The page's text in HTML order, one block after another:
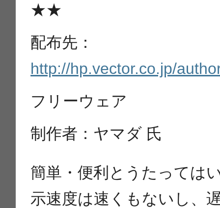
★★
配布先：
http://hp.vector.co.jp/
フリーウェア
制作者：ヤマダ 氏
簡単・便利とうたっては
示速度は速くもないし、